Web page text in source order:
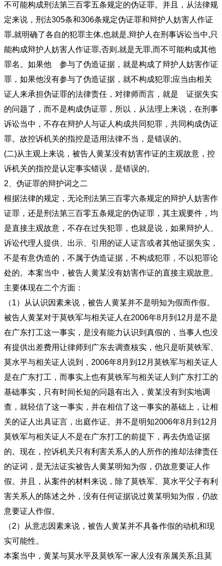
不可能构成刑法第三百零五条规定的伪证罪。并且，从法律规
定来说，刑法305条和306条规定伪证罪和辩护人妨害人作证
罪,就明确了各自的犯罪主体,也就是,辩护人在刑事诉讼当中,只
能构成辩护人妨害人作证罪,否则,就是无罪,而不可能构成其他
罪名。如果他 参与了伪造证据，就是构成了辩护人妨害作证
罪，如果他没有参与了伪造证据，就不构成犯罪;应当由相关
证人来承担伪证罪的法律责任，对律师而言，就是 证据失实
的问题了，而不是构成伪证罪，所以，从法理上来说，在刑事
诉讼当中，不存在辩护人与证人构成共同犯罪，共同构成伪证
罪。故控诉机关的指控是适用法律不当，是错误的。
(二)从主观上来说，被告人黄某没有妨害作证的主观故意，控
诉机关的指控是认定事实错误，是错误的。
2、伪证罪的辩护词之二
根据法律的规定，无论刑法第三百零六条规定的辩护人妨害作
证罪，还是刑法第三百零五条规定的伪证罪，其主观要件，均
是直接主观故意，不存在过失犯罪，也就是说，如果辩护人、
诉讼代理人提供、出示、引用的证人证言或者其他证据失实，
不是有意伪造的，不属于伪造证据，不构成犯罪，不以犯罪论
处的。本案当中，被告人黄某没有妨害作证的直接主观故意。
主要体现在二个方面：
（1）从认识因素来说，被告人黄某并不是明知为假而作假。
被告人黄某对于莫铁军与相关证人在2006年8月到12月是不是
在广东打工这一事实，是没有能力认识到真假的，当事人也没
有提供出差费用让律师到广东去调查核实，他只是听莫铁军、
莫水平与相关证人说到，2006年8月到12月莫铁军与相关证人
是在广东打工，而事实上也有莫铁军与相关证人到广东打工的
基础事实，只有时间长短的问题有出入，黄某没有到实地调
查，就轻信了这一事实，并在相信了这一事实的基础上，让相
关的证人出具证言，出庭作证。并不是明知2006年8月到12月
莫铁军与相关证人不是在广东打工的前提下，再去伪造证据
的。现在，控诉机关只有利害关系人的人所作的推却法律责任
的证词，是无法证实被告人黄某明知为假，仍故意要证人作
假。并且，从案件的材料来说，除了莫铁军、莫水平父子有利
害关系人的陈述之外，没有任何证据说过黄某明知为假，仍故
意要证人作假。
（2）从意志因素来说，被告人黄某并不具备作假的动机和现
实可能性。
本案当中，黄某与莫水平及莫铁军一家人没有亲属关系;且莫